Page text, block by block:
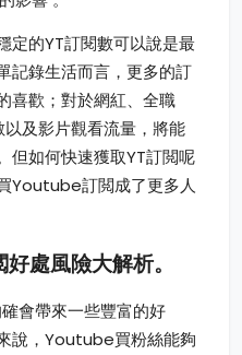
定的YT訂閱數可以說是最
記錄生活而言，更多的訂
喜歡；對於網紅、全職
及影片觀看流量，將能
但如何快速獲取YT訂閲呢
Youtube訂閲成了更多人
好處風險大解析。
會帶來一些豐富的好
說，Youtube買粉絲能夠